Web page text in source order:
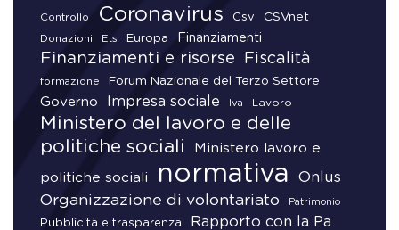
Controllo Coronavirus Csv CSVnet
Donazioni Ets Europa Finanziamenti
Finanziamenti e risorse Fiscalità
formazione Forum Nazionale del Terzo Settore
Governo Impresa sociale Iva Lavoro
Ministero del lavoro e delle
politiche sociali
Ministero lavoro e
politiche sociali normativa Onlus
Organizzazione di volontariato Patrimonio
Pubblicità e trasparenza Rapporto con la Pa